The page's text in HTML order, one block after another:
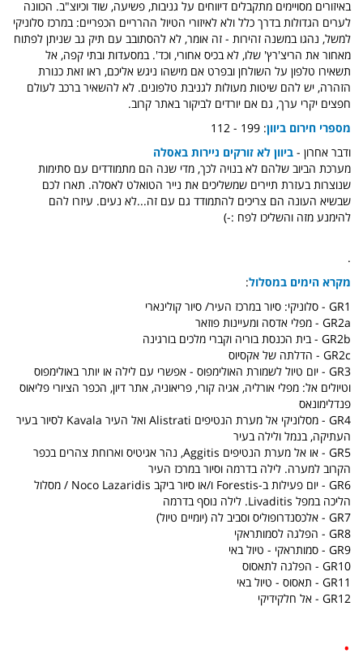
באיזורים מסויימים מתקבלים דיווחים על גניבות, פשיעה, שוד וכיוצ"ב. הכוונה
לערים הגדולות בדרך כלל ולא לאיזורי הטיול ההרריים הכפריים: במרכז סלוניקי
למשל, נהגו במשנה זהירות - זה אומר, לא להסתובב עם תיק גב שניתן לפתוח
מאחור את הריצ'רץ' שלו, לא בכיס אחורי, וכד'. במסעדות ובתי קפה, אל
תשאירו טלפון על השולחן ובפרט אם מישהו ניגש אליכם, ראו זאת כנורת
הזהרה, יש להם שיטות מעולות לגניבת טלפונים. לא להשאיר ברכב לעולם
חפצים יקרי ערך, גם אם יורדים לביקור באתר קרוב.
מספרי חירום ביוון: 199 - 112
ודבר אחרון - ביוון לא זורקים ניירות באסלה
מערכת הביוב שלהם לא בנויה לכך, מדי שנה הם מתמודדים עם סתימות
שנוצרות בעזרת תיירים שמשליכים את נייר הטואלט לאסלה. תארו לכם
שבשיא העונה הם צריכים להתמודד גם עם זה...לא נעים. עיזרו להם
להימנע מזה והשליכו לפח :-)
.
מקרא הימים במסלול:
GR1 - סלוניקי: סיור במרכז העיר/ סיור קולינארי
GR2a - מפלי אדסה ומעיינות פוזאר
GR2b - בית הכנסת בוריה וקברי מלכים בורגינה
GR2c - הדלתה של אקסיוס
GR3 - יום טיול לשמורת האולימפוס - אפשרי עם לילה או יותר באולימפוס
וטיולים אל: מפלי אורליה, אגיה קורי, פריאוניה, אתר דיון, הכפר הציורי פליאוס
פנדלימונאס
GR4 - מסלוניקי אל מערת הנטיפים Alistrati ואל העיר Kavala לסיור בעיר
העתיקה, בנמל ולילה בעיר
GR5 -
או אל מערת הנטיפים Aggitis, נהר אגיטיס וארוחת צהרים בכפר
הקרוב למערה. לילה בדרמה וסיור במרכז העיר
GR6 - יום פעילות ב-Forestis ו/או סיור ביקב Noco Lazaridis / מסלול
הליכה במפל Livaditis. לילה נוסף בדרמה
GR7 - אלכסנדרופוליס וסביב לה (יומיים טיול)
GR8 - הפלגה לסמותראקי
GR9 - סמותראקי - טיול באי
GR10 - הפלגה לתאסוס
GR11 - תאסוס - טיול באי
GR12 - אל חלקידיקי
.